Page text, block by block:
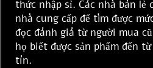
thức nhập sỉ. Các nhà bán lẻ
nhà cung cấp để tìm được
đọc đánh giá từ người mua
họ biết được sản phẩm đến
tín.